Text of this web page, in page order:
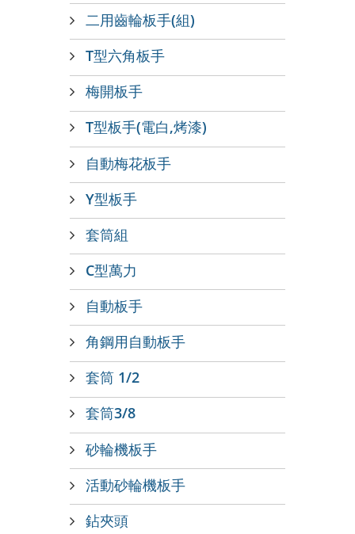
二用齒輪板手(組)
T型六角板手
梅開板手
T型板手(電白,烤漆)
自動梅花板手
Y型板手
套筒組
C型萬力
自動板手
角鋼用自動板手
套筒 1/2
套筒3/8
砂輪機板手
活動砂輪機板手
鉆夾頭